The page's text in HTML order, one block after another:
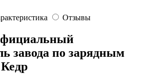
Отзывы
завода по зарядным